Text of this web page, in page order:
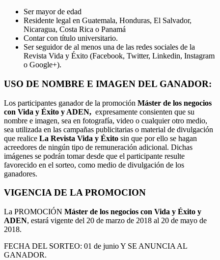
Ser mayor de edad
Residente legal en Guatemala, Honduras, El Salvador,
Nicaragua, Costa Rica o Panamá
Contar con título universitario.
Ser seguidor de al menos una de las redes sociales de la
Revista Vida y Éxito (Facebook, Twitter, Linkedin, Instagram
o Google+).
USO DE NOMBRE E IMAGEN DEL GANADOR:
Los participantes ganador de la promoción Máster de los negocios
con Vida y Éxito y ADEN, expresamente consienten que su
nombre e imagen, sea en fotografía, video o cualquier otro medio,
sea utilizada en las campañas publicitarias o material de divulgación
que realice La Revista Vida y Éxito sin que por ello se hagan
acreedores de ningún tipo de remuneración adicional. Dichas
imágenes se podrán tomar desde que el participante resulte
favorecido en el sorteo, como medio de divulgación de los
ganadores.
VIGENCIA DE LA PROMOCION
La PROMOCIÓN Máster de los negocios con Vida y Éxito y
ADEN, estará vigente del 20 de marzo de 2018 al 20 de mayo de
2018.
FECHA DEL SORTEO: 01 de junio Y SE ANUNCIA AL
GANADOR.